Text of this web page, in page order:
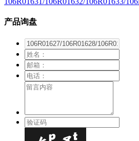
产品询盘